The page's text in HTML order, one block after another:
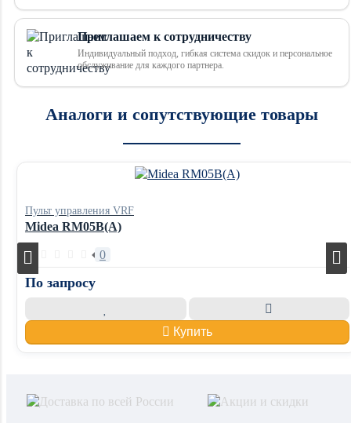
Приглашаем к сотрудничеству
Индивидуальный подход, гибкая система скидок и персональное
обслуживание для каждого партнера.
Аналоги и сопутствующие товары
Пульт управления VRF
Midea RM05B(A)
0
По запросу
Купить